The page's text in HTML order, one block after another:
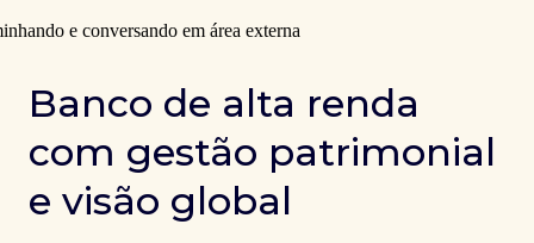
Banco de alta renda
com gestão patrimonial
e visão global